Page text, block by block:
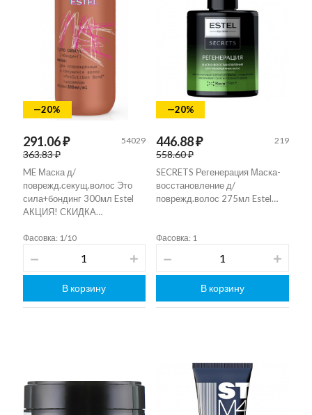
—20%
291.06 ₽
363.83 ₽
54029
ME Маска д/
поврежд.секущ.волос Это
сила+бондинг 300мл Estel
АКЦИЯ! СКИДКА…
Фасовка: 1/10
В корзину
—20%
446.88 ₽
558.60 ₽
219
SECRETS Регенерация Маска-
восстановление д/
поврежд.волос 275мл Estel…
Фасовка: 1
В корзину